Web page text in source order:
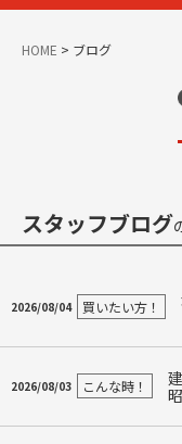
HOME > ブログ
スタッフブログ
2026/08/04 買いたい方！
2026/08/03 こんな時！